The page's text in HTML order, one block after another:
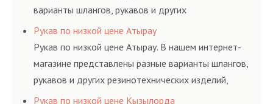
варианты шлангов, рукавов и других
резинотехнических изделий, соответствующих
ГОСТам, техническим условиям и нормативам.
Рукав по низкой цене Атырау
Рукав по низкой цене Атырау. В нашем интернет-
магазине представлены разные варианты шлангов,
рукавов и других резинотехнических изделий,
соответствующих ГОСТам, техническим условиям
Рукав по низкой цене Кызылорда